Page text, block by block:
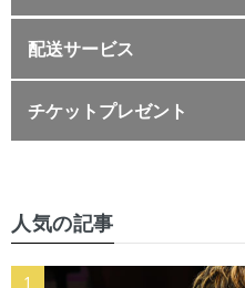
配送サービス
チケットプレゼント
人気の記事